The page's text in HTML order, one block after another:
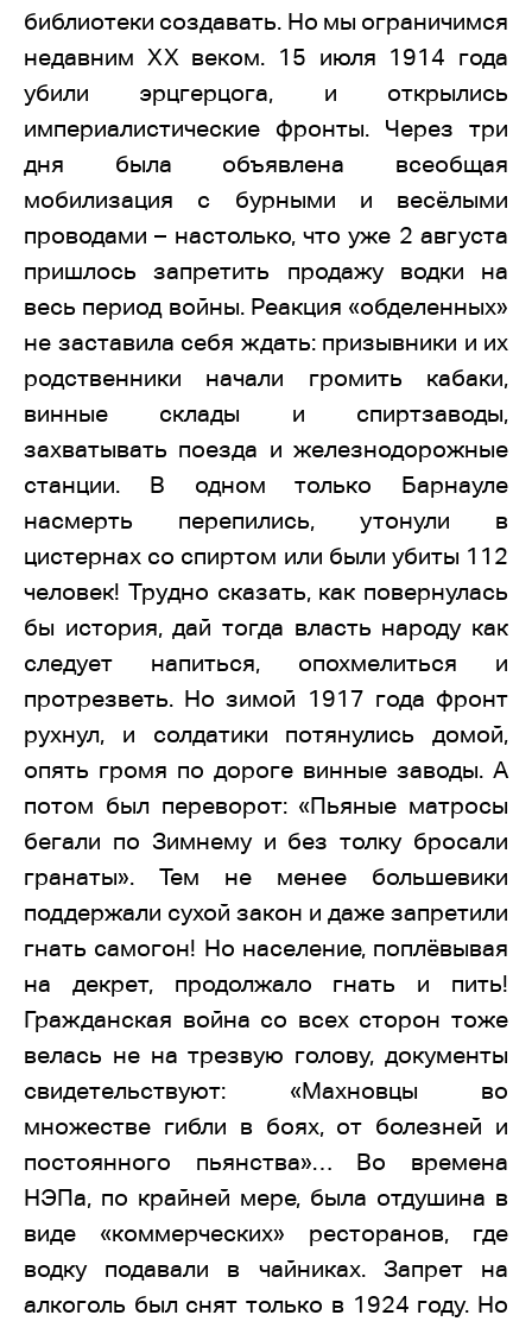
библиотеки создавать. Но мы ограничимся
недавним ХХ веком. 15 июля 1914 года
убили эрцгерцога, и открылись
империалистические фронты. Через три
дня была объявлена всеобщая
мобилизация с бурными и весёлыми
проводами – настолько, что уже 2 августа
пришлось запретить продажу водки на
весь период войны. Реакция «обделенных»
не заставила себя ждать: призывники и их
родственники начали громить кабаки,
винные склады и спиртзаводы,
захватывать поезда и железнодорожные
станции. В одном только Барнауле
насмерть перепились, утонули в
цистернах со спиртом или были убиты 112
человек! Трудно сказать, как повернулась
бы история, дай тогда власть народу как
следует напиться, опохмелиться и
протрезветь. Но зимой 1917 года фронт
рухнул, и солдатики потянулись домой,
опять громя по дороге винные заводы. А
потом был переворот: «Пьяные матросы
бегали по Зимнему и без толку бросали
гранаты». Тем не менее большевики
поддержали сухой закон и даже запретили
гнать самогон! Но население, поплёвывая
на декрет, продолжало гнать и пить!
Гражданская война со всех сторон тоже
велась не на трезвую голову, документы
свидетельствуют: «Махновцы во
множестве гибли в боях, от болезней и
постоянного пьянства»… Во времена
НЭПа, по крайней мере, была отдушина в
виде «коммерческих» ресторанов, где
водку подавали в чайниках. Запрет на
алкоголь был снят только в 1924 году. Но